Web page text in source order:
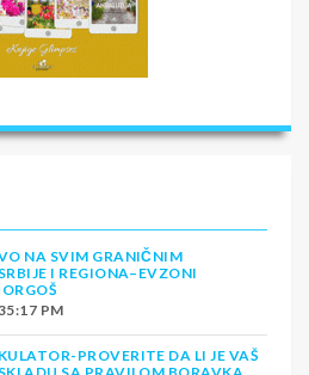
NA SVIM GRANIČNIM
I REGIONA–EVZONI
PM
PROVERITE DA LI JE VAŠ